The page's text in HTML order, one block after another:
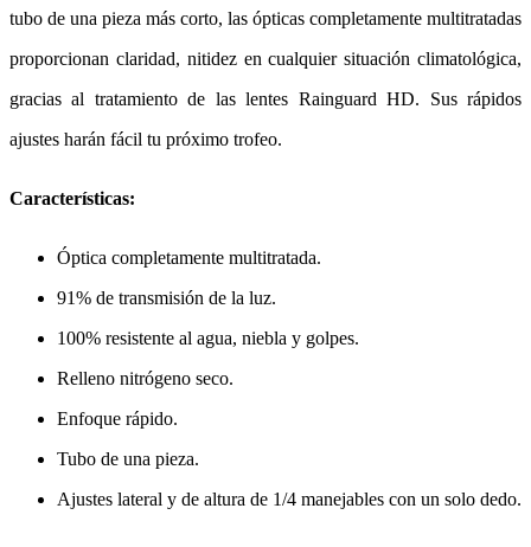
tubo de una pieza más corto, las ópticas completamente multitratadas
proporcionan claridad, nitidez en cualquier situación climatológica,
gracias al tratamiento de las lentes Rainguard HD. Sus rápidos
ajustes harán fácil tu próximo trofeo.
Características:
Óptica completamente multitratada.
91% de transmisión de la luz.
100% resistente al agua, niebla y golpes.
Relleno nitrógeno seco.
Enfoque rápido.
Tubo de una pieza.
Ajustes lateral y de altura de 1/4 manejables con un solo dedo.